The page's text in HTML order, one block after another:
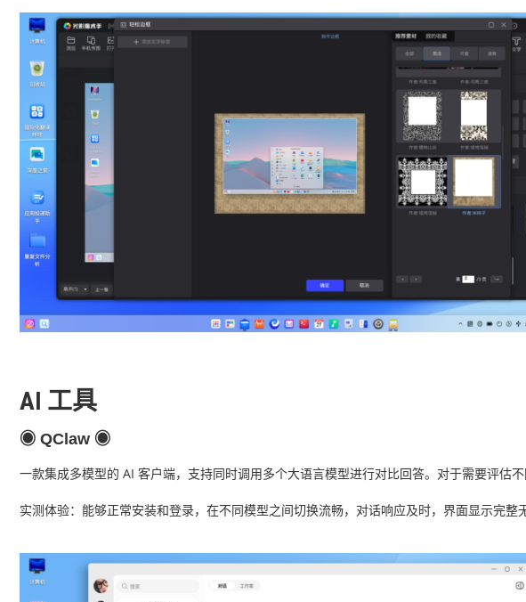
AI 工具
◉ QClaw ◉
一款集成多模型的 AI 客户端，支持同时调用多个大语言模型进行对比回答。对于需要评估
实测体验：能够正常安装和登录，在不同模型之间切换流畅，对话响应及时，界面显示完整